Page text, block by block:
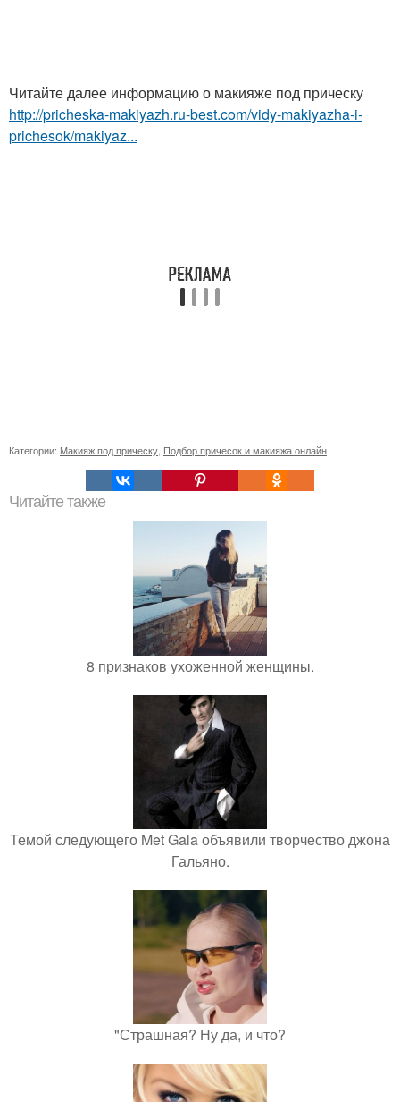
Читайте далее информацию о макияже под прическу
http://pricheska-makiyazh.ru-best.com/vidy-makiyazha-i-
prichesok/makiyaz...
Категории: Макияж под прическу Подбор причесок и макияжа онлайн
Читайте также
8 признаков ухоженной женщины.
Темой следующего Met Gala объявили творчество джона
Гальяно.
"Страшная? Ну да, и что?